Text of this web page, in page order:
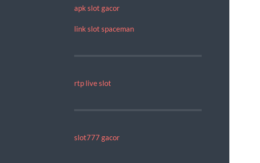
apk slot gacor
link slot spaceman
rtp live slot
slot777 gacor